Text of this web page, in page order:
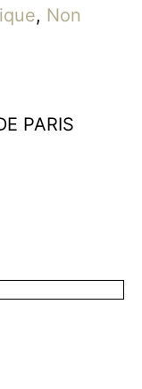
, Non
PARIS